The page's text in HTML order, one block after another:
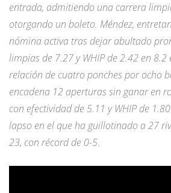
entrada, admitiendo una carrera
otorgando un boleto. Méndez,
nómina activa tras dejar abultado
limpias de 7.27 y WHIP de 2.42 en
relación de cuatro ponches por ocho
encadena 12 aperturas sin ganar en
con efectividad de 5.11 y WHIP de
lapso en el que ha guillotinado a 27
23, con récord de 0-5.